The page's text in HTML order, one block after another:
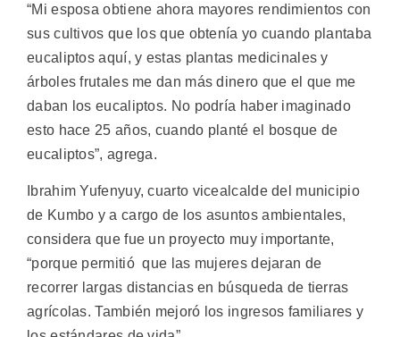
“Mi esposa obtiene ahora mayores rendimientos con
sus cultivos que los que obtenía yo cuando plantaba
eucaliptos aquí, y estas plantas medicinales y
árboles frutales me dan más dinero que el que me
daban los eucaliptos. No podría haber imaginado
esto hace 25 años, cuando planté el bosque de
eucaliptos”, agrega.
Ibrahim Yufenyuy, cuarto vicealcalde del municipio
de Kumbo y a cargo de los asuntos ambientales,
considera que fue un proyecto muy importante,
“porque permitió que las mujeres dejaran de
recorrer largas distancias en búsqueda de tierras
agrícolas. También mejoró los ingresos familiares y